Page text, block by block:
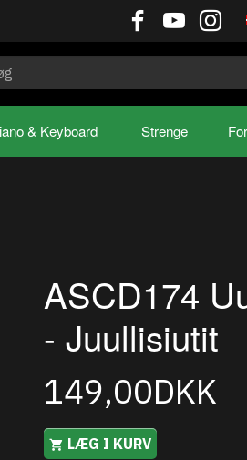
& Keyboard Strenge
ASCD174
- Juullisiutit
149,00DKK
LÆG I KURV